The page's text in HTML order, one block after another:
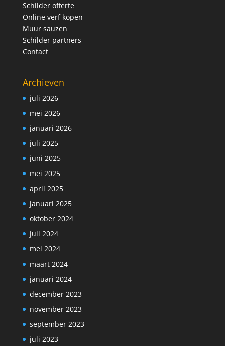
Schilder offerte
Online verf kopen
Muur sauzen
Schilder partners
Contact
Archieven
juli 2026
mei 2026
januari 2026
juli 2025
juni 2025
mei 2025
april 2025
januari 2025
oktober 2024
juli 2024
mei 2024
maart 2024
januari 2024
december 2023
november 2023
september 2023
juli 2023